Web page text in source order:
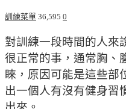
訓練菜單 36,595 0
對訓練一段時間的人來
很正常的事，通常胸、
睞，原因可能是這些部
出一個人有沒有健身習